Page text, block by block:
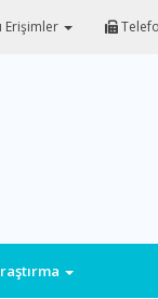
Erişimler